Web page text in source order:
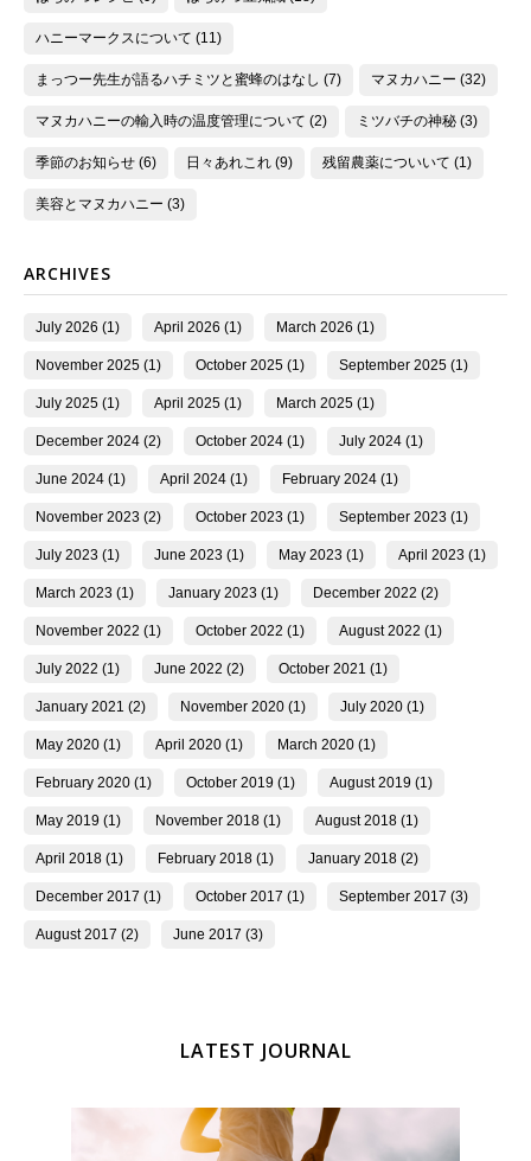
ハニーマークスについて (11)
まっつー先生が語るハチミツと蜜蜂のはなし (7) マヌカハニー (32)
マヌカハニーの輸入時の温度管理について (2) ミツバチの神秘 (3)
季節のお知らせ (6) 日々あれこれ (9) 残留農薬についいて (1)
美容とマヌカハニー (3)
ARCHIVES
July 2026 (1) April 2026 (1) March 2026 (1)
November 2025 (1) October 2025 (1) September 2025 (1)
July 2025 (1) April 2025 (1) March 2025 (1)
December 2024 (2) October 2024 (1) July 2024 (1)
June 2024 (1) April 2024 (1) February 2024 (1)
November 2023 (2) October 2023 (1) September 2023 (1)
July 2023 (1) June 2023 (1) May 2023 (1) April 2023 (1)
March 2023 (1) January 2023 (1) December 2022 (2)
November 2022 (1) October 2022 (1) August 2022 (1)
July 2022 (1) June 2022 (2) October 2021 (1)
January 2021 (2) November 2020 (1) July 2020 (1)
May 2020 (1) April 2020 (1) March 2020 (1)
February 2020 (1) October 2019 (1) August 2019 (1)
May 2019 (1) November 2018 (1) August 2018 (1)
April 2018 (1) February 2018 (1) January 2018 (2)
December 2017 (1) October 2017 (1) September 2017 (3)
August 2017 (2) June 2017 (3)
LATEST JOURNAL